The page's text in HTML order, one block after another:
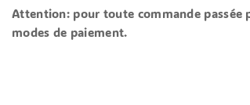
Attention: pour toute commande passée
modes de paiement.